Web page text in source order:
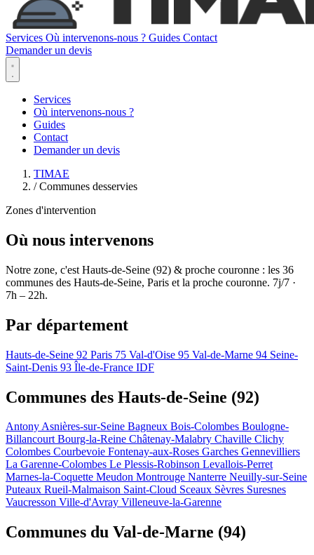
Services Où intervenons-nous ? Guides Contact
Demander un devis
Services
Où intervenons-nous ?
Guides
Contact
Demander un devis
TIMAE
/ Communes desservies
Zones d'intervention
Où nous intervenons
Notre zone, c'est Hauts-de-Seine (92) & proche couronne : les 36
communes des Hauts-de-Seine, Paris et la proche couronne. 7j/7 ·
7h – 22h.
Par département
Hauts-de-Seine 92 Paris 75 Val-d'Oise 95 Val-de-Marne 94 Seine-
Saint-Denis 93 Île-de-France IDF
Communes des Hauts-de-Seine (92)
AntonyAsnières-sur-Seine Bagneux Bois-Colombes Boulogne-
BillancourtBourg-la-Reine Châtenay-Malabry Chaville Clichy
Colombes Courbevoie Fontenay-aux-Roses Garches Gennevilliers
La Garenne-Colombes Le Plessis-Robinson Levallois-Perret
Marnes-la-Coquette Meudon Montrouge Nanterre Neuilly-sur-Seine
Puteaux Rueil-Malmaison Saint-Cloud Sceaux Sèvres Suresnes
Vaucresson Ville-d'Avray Villeneuve-la-Garenne
Communes du Val-de-Marne (94)